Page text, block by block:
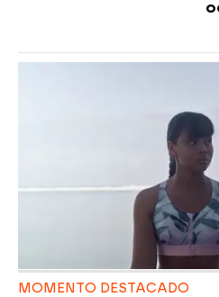
MOMENTO DESTACADO